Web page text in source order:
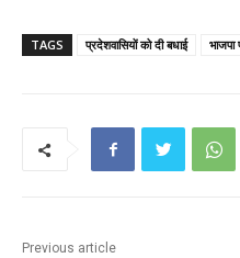
TAGS प्रदेशवासियों को दी बधाई
Previous article